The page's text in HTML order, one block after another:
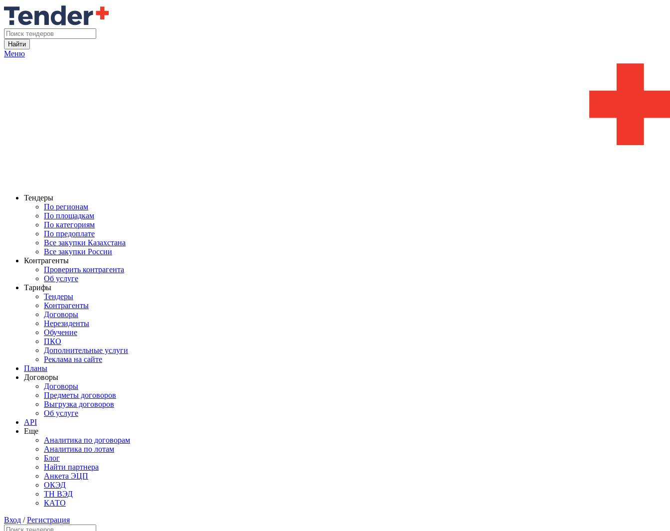
Найти
Меню
Тендеры
По регионам
По площадкам
По категориям
По предоплате
Все закупки Казахстана
Все закупки России
Контрагенты
Проверить контрагента
Об услуге
Тарифы
Тендеры
Контрагенты
Договоры
Нерезиденты
Обучение
ПКО
Дополнительные услуги
Реклама на сайте
Планы
Договоры
Договоры
Предметы договоров
Выгрузка договоров
Об услуге
API
Еще
Аналитика по договорам
Аналитика по лотам
Блог
Найти партнера
Анкета ЭЦП
ОКЭД
ТН ВЭД
КАТО
Вход /Регистрация